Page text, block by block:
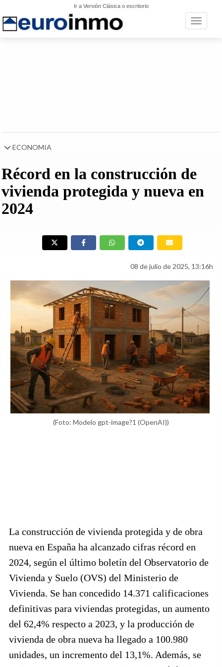
Ir a Versión Clásica o escritorio
Toggle
ECONOMIA
Récord en la construcción de
vivienda protegida y nueva en
2024
08 de julio de 2025, 13:16h
(Foto: Modelo gpt-image?1 (OpenAI))
La construcción de vivienda protegida y de obra
nueva en España ha alcanzado cifras récord en
2024, según el último boletín del Observatorio de
Vivienda y Suelo (OVS) del Ministerio de
Vivienda. Se han concedido 14.371 calificaciones
definitivas para viviendas protegidas, un aumento
del 62,4% respecto a 2023, y la producción de
vivienda de obra nueva ha llegado a 100.980
unidades, un incremento del 13,1%. Además, se